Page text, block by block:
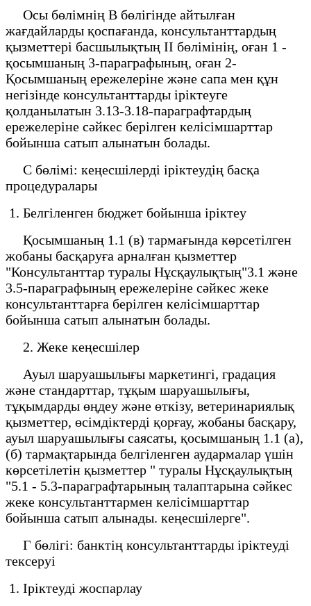
Осы бөлімнің В бөлігінде айтылған
жағдайларды қоспағанда, консультанттардың
қызметтері басшылықтың II бөлімінің, оған 1 -
қосымшаның 3-параграфының, оған 2-
Қосымшаның ережелеріне және сапа мен құн
негізінде консультанттарды іріктеуге
қолданылатын 3.13-3.18-параграфтардың
ережелеріне сәйкес берілген келісімшарттар
бойынша сатып алынатын болады.
С бөлімі: кеңесшілерді іріктеудің басқа
процедуралары
1. Белгіленген бюджет бойынша іріктеу
Қосымшаның 1.1 (в) тармағында көрсетілген
жобаны басқаруға арналған қызметтер
"Консультанттар туралы Нұсқаулықтың"3.1 және
3.5-параграфының ережелеріне сәйкес жеке
консультанттарға берілген келісімшарттар
бойынша сатып алынатын болады.
2. Жеке кеңесшілер
Ауыл шаруашылығы маркетингі, градация
және стандарттар, тұқым шаруашылығы,
тұқымдарды өңдеу және өткізу, ветеринариялық
қызметтер, өсімдіктерді қорғау, жобаны басқару,
ауыл шаруашылығы саясаты, қосымшаның 1.1 (а),
(б) тармақтарында белгіленген аудармалар үшін
көрсетілетін қызметтер " туралы Нұсқаулықтың
"5.1 - 5.3-параграфтарының талаптарына сәйкес
жеке консультанттармен келісімшарттар
бойынша сатып алынады. кеңесшілерге".
Г бөлігі: банктің консультанттарды іріктеуді
тексеруі
1. Іріктеуді жоспарлау